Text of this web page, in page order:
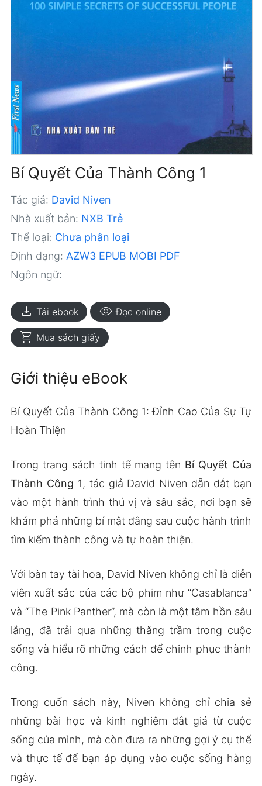
Bí Quyết Của Thành Công 1
Tác giả: David Niven
Nhà xuất bản: NXB Trẻ
Thể loại: Chưa phân loại
Định dạng: AZW3 EPUB MOBI PDF
Ngôn ngữ:
download Tải ebook visibility Đọc online
shopping_cart Mua sách giấy
Giới thiệu eBook
Bí Quyết Của Thành Công 1: Đỉnh Cao Của Sự Tự
Hoàn Thiện
Trong trang sách tinh tế mang tên Bí Quyết Của
Thành Công 1, tác giả David Niven dẫn dắt bạn
vào một hành trình thú vị và sâu sắc, nơi bạn sẽ
khám phá những bí mật đằng sau cuộc hành trình
tìm kiếm thành công và tự hoàn thiện.
Với bàn tay tài hoa, David Niven không chỉ là diễn
viên xuất sắc của các bộ phim như “Casablanca”
và “The Pink Panther”, mà còn là một tâm hồn sâu
lắng, đã trải qua những thăng trầm trong cuộc
sống và hiểu rõ những cách để chinh phục thành
công.
Trong cuốn sách này, Niven không chỉ chia sẻ
những bài học và kinh nghiệm đắt giá từ cuộc
sống của mình, mà còn đưa ra những gợi ý cụ thể
và thực tế để bạn áp dụng vào cuộc sống hàng
ngày.